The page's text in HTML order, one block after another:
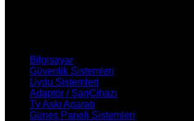
Bilgisayar
Güvenlik Sistemleri
Uydu Sistemleri
Adaptör / ŞarjCihazı
Tv Askı Aparatı
Güneş Paneli Sistemleri